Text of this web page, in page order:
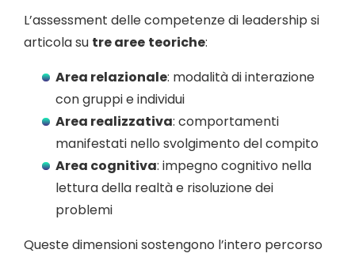
L’assessment delle competenze di leadership si
articola su tre aree teoriche:
Area relazionale: modalità di interazione
con gruppi e individui
Area realizzativa: comportamenti
manifestati nello svolgimento del compito
Area cognitiva: impegno cognitivo nella
lettura della realtà e risoluzione dei
problemi
Queste dimensioni sostengono l’intero percorso